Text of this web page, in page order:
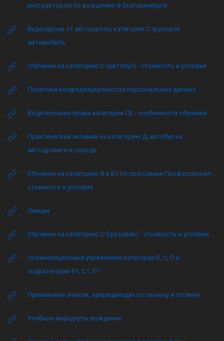
инструктором по вождению в Екатеринбурге
Видеоуроки от автошколы категория C грузовой
автомобиль
Обучение на категорию D (автобус) - стоимость и условия
Политика конфиденциальности персональных данных
Водительские права категории CE - особенности обучения
Практический экзамен на категорию Д автобус на
автодроме и в городе
Обучение на категорию B и B1 по программе Профессионал -
стоимость и условия
Лекции
Обучение на категорию C (грузовик) - стоимость и условия
Экзаменационные упражнения категории B, C, D и
подкатегории B1, C1, D1
Применение знаков, запрещающих остановку и стоянку
Учебные маршруты вождения